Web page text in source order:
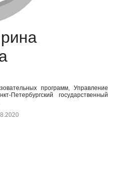
программ, Управление
Петербургский государственный